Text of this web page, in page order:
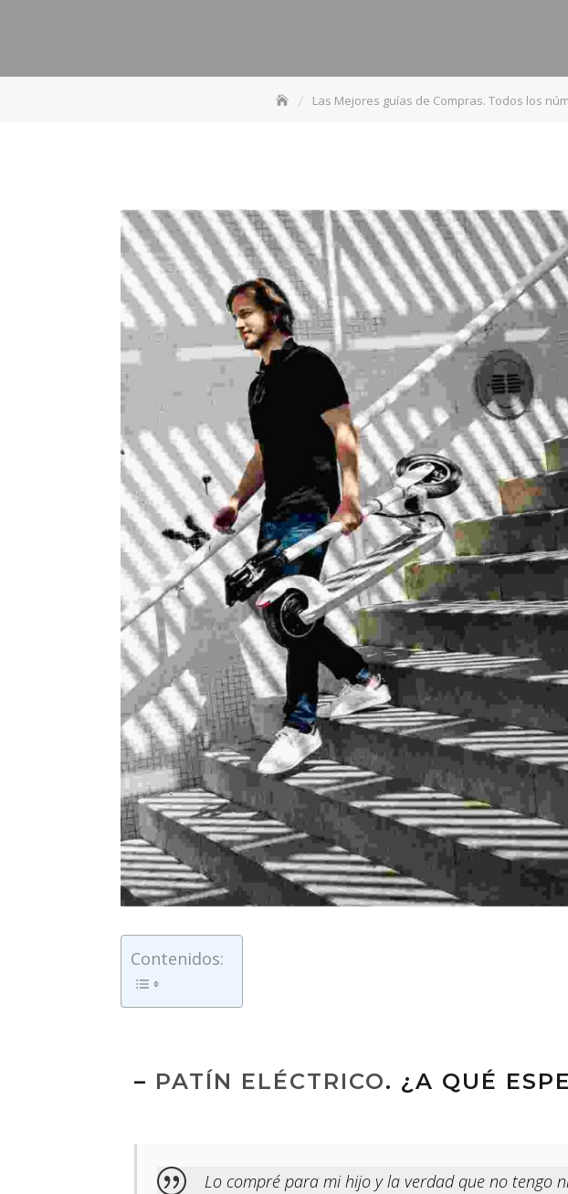
Las Mejores guías de Compras. Todos los
Contenidos:
– PATÍN ELÉCTRICO. ¿A QUÉ
Lo compré para mi hijo y la verdad que no tengo